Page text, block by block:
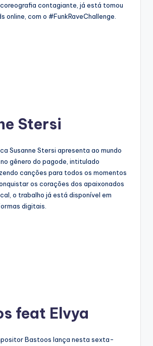
contagiante, já está tomou
online, com o #FunkRaveChallenge.
Stersi
Susanne Stersi apresenta ao mundo
gênero do pagode, intitulado
canções para todos os momentos
os corações dos apaixonados
o trabalho já está disponível em
digitais.
feat Elvya
Bastoos lança nesta sexta-